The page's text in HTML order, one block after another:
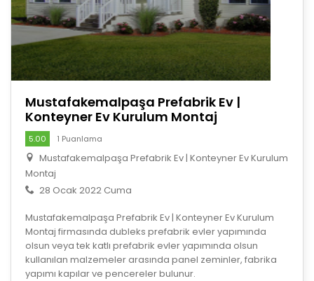
Mustafakemalpaşa Prefabrik Ev |
Konteyner Ev Kurulum Montaj
5.00 1 Puanlama
Mustafakemalpaşa Prefabrik Ev | Konteyner Ev Kurulum
Montaj
28 Ocak 2022 Cuma
Mustafakemalpaşa Prefabrik Ev | Konteyner Ev Kurulum
Montaj firmasında dubleks prefabrik evler yapımında
olsun veya tek katlı prefabrik evler yapımında olsun
kullanılan malzemeler arasında panel zeminler, fabrika
yapımı kapılar ve pencereler bulunur.